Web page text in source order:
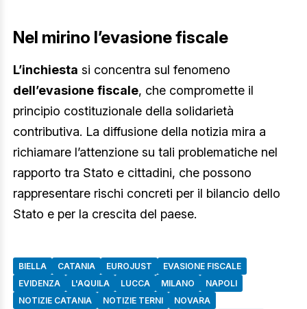
Nel mirino l’evasione fiscale
L’inchiesta si concentra sul fenomeno
dell’evasione fiscale, che compromette il
principio costituzionale della solidarietà
contributiva. La diffusione della notizia mira a
richiamare l’attenzione su tali problematiche nel
rapporto tra Stato e cittadini, che possono
rappresentare rischi concreti per il bilancio dello
Stato e per la crescita del paese.
BIELLA CATANIA EUROJUST
EVASIONE FISCALE
EVIDENZA
L'AQUILA LUCCA MILANO
NAPOLI
NOTIZIE CATANIA
NOTIZIE TERNI
NOVARA